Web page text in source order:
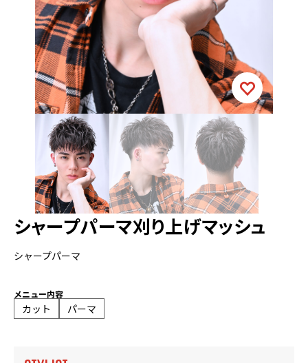
シャープパーマ刈り上げマッシュ
シャープパーマ
メニュー内容
カット パーマ